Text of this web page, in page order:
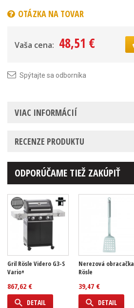
OTÁZKA NA TOVAR
Vaša cena: 48,51 €
Spýtajte sa odborníka
VIAC INFORMÁCIÍ
RECENZE PRODUKTU
ODPORÚČAME TIEŽ ZAKÚPIŤ
Gril Rösle Videro G3-S
Vario+
867,62 €
DETAIL
Nerezová obracačka
Rösle
39,47 €
DETAIL